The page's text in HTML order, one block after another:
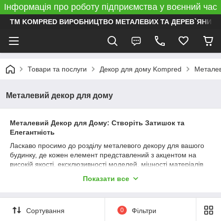
Інформація про роботу підприємства у воєнний час
ТМ KOMPRED ВИРОБНИЦТВО МЕТАЛЕВИХ ТА ДЕРЕВ`ЯНИХ
Товари та послуги Декор для дому Kompred
Металевий декор для дому
Металевий Декор для Дому: Створіть Затишок та
Елегантність
Ласкаво просимо до розділу металевого декору для вашого
будинку, де кожен елемент представлений з акцентом на
високій якості, ексклюзивності моделей, міцності матеріалів
асортимент декоративних виробів, які перетворять ваш
Металеві Декоративні Панно та Картини:
характер вашому інтер'єру з нашими декоративними панно
Показати все
Сортування 0 Фільтри